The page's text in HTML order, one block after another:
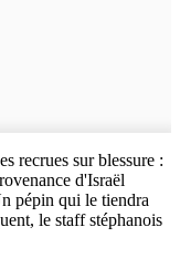
recrues sur blessure :
d'Israël
pépin qui le tiendra
le staff stéphanois